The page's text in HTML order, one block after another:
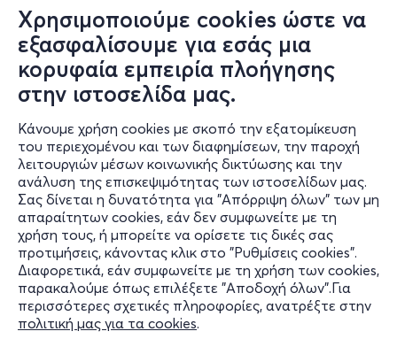
Χρησιμοποιούμε cookies ώστε να
εξασφαλίσουμε για εσάς μια
κορυφαία εμπειρία πλοήγησης
στην ιστοσελίδα μας.
Κάνουμε χρήση cookies με σκοπό την εξατομίκευση
του περιεχομένου και των διαφημίσεων, την παροχή
λειτουργιών μέσων κοινωνικής δικτύωσης και την
ανάλυση της επισκεψιμότητας των ιστοσελίδων μας.
Σας δίνεται η δυνατότητα για "Απόρριψη όλων" των μη
απαραίτητων cookies, εάν δεν συμφωνείτε με τη
χρήση τους, ή μπορείτε να ορίσετε τις δικές σας
προτιμήσεις, κάνοντας κλικ στο "Ρυθμίσεις cookies".
Διαφορετικά, εάν συμφωνείτε με τη χρήση των cookies,
παρακαλούμε όπως επιλέξετε "Αποδοχή όλων".Για
περισσότερες σχετικές πληροφορίες, ανατρέξτε στην
πολιτική μας για τα cookies.
Πληροφορίες
Υποστήριξη
Stay Connected